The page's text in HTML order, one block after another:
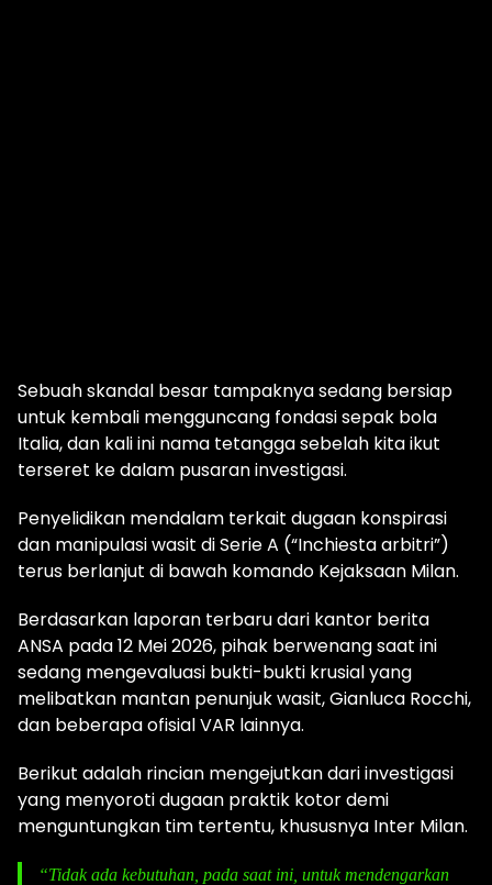
Sebuah skandal besar tampaknya sedang bersiap
untuk kembali mengguncang fondasi sepak bola
Italia, dan kali ini nama tetangga sebelah kita ikut
terseret ke dalam pusaran investigasi.
Penyelidikan mendalam terkait dugaan konspirasi
dan manipulasi wasit di Serie A (“Inchiesta arbitri”)
terus berlanjut di bawah komando Kejaksaan Milan.
Berdasarkan laporan terbaru dari kantor berita
ANSA pada 12 Mei 2026, pihak berwenang saat ini
sedang mengevaluasi bukti-bukti krusial yang
melibatkan mantan penunjuk wasit, Gianluca Rocchi,
dan beberapa ofisial VAR lainnya.
Berikut adalah rincian mengejutkan dari investigasi
yang menyoroti dugaan praktik kotor demi
menguntungkan tim tertentu, khususnya Inter Milan.
“Tidak ada kebutuhan, pada saat ini, untuk mendengarkan